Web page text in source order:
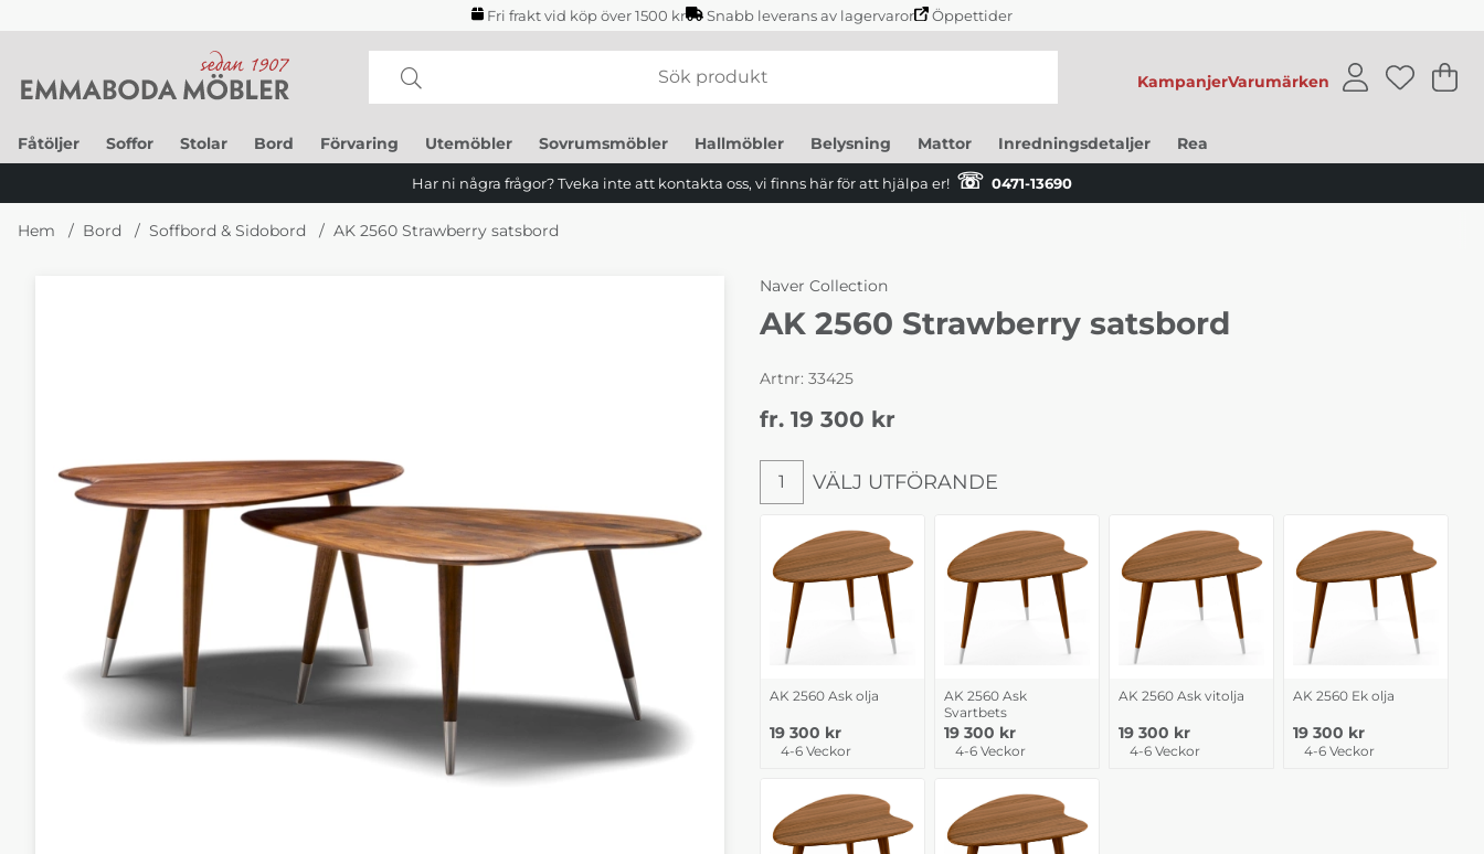
Fri frakt vid köp över 1500 kr Snabb leverans av lagervaror Öppettider
KampanjerVarumärken .
Fåtöljer Soffor Stolar Bord Förvaring Utemöbler Sovrumsmöbler Hallmöbler Belysning Mattor Inredningsdetaljer Rea
Har ni några frågor? Tveka inte att kontakta oss, vi finns här för att hjälpa er! ☏ 0471-13690
Hem Bord Soffbord & Sidobord AK 2560 Strawberry satsbord
Naver Collection
AK 2560 Strawberry satsbord
Artnr: 33425
fr. 19 300 kr
Välj utförande
1 VÄLJ UTFÖRANDE
AK 2560 Ask olja
19 300 kr
4-6 Veckor
AK 2560 Ask
Svartbets
19 300 kr
4-6 Veckor
AK 2560 Ask vitolja
19 300 kr
4-6 Veckor
AK 2560 Ek olja
19 300 kr
4-6 Veckor